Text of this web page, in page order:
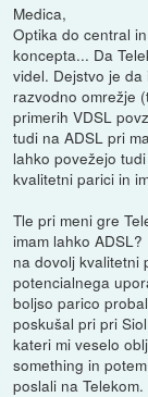
Medica,
Optika do central
koncepta... Da
videl. Dejstvo je
razvodno omrežje
primerih VDSL
tudi na ADSL pri
lahko povežejo
kvalitetni parici in
Tle pri meni gre
imam lahko
na dovolj kvalitetni
potencialnega
boljso parico
poskušal pri pri
kateri mi veselo
something in
poslali na Telekom.